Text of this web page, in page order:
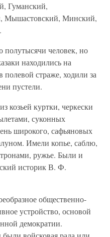
Гуманский,
Мышастовский, Минский,
полутысячи человек, но
находились на
полевой страже, ходили за
пустели.
козьей куртки, черкески
суконных
широкого, сафьяновых
Имели копье, саблю,
ружье. Были и
историк В. Ф.
общественно-
устройство, основой
демократии.